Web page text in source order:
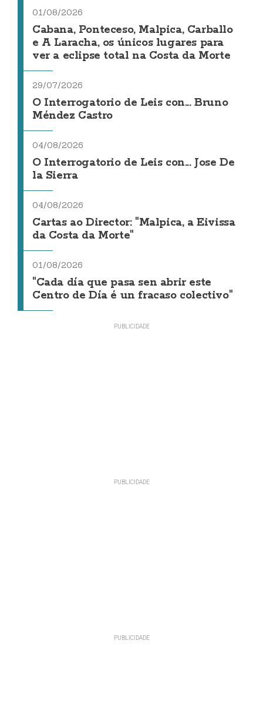
01/08/2026
Cabana, Ponteceso, Malpica, Carballo
e A Laracha, os únicos lugares para
ver a eclipse total na Costa da Morte
29/07/2026
O Interrogatorio de Leis con... Bruno
Méndez Castro
04/08/2026
O Interrogatorio de Leis con... Jose De
la Sierra
04/08/2026
Cartas ao Director: "Malpica, a Eivissa
da Costa da Morte"
01/08/2026
"Cada día que pasa sen abrir este
Centro de Día é un fracaso colectivo"